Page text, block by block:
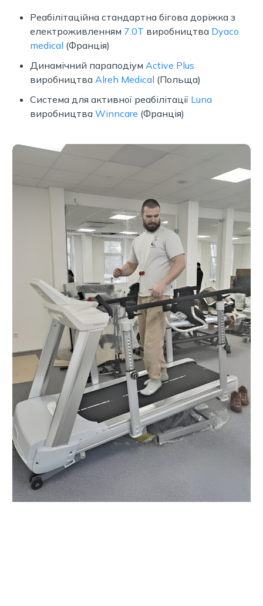
Реабілітаційна стандартна бігова доріжка з
електроживленням 7.0T виробництва Dyaco
medical (Франція)
Динамічний параподіум Active Plus
виробництва Alreh Medical (Польща)
Система для активної реабілітації Luna
виробництва Winncare (Франція)